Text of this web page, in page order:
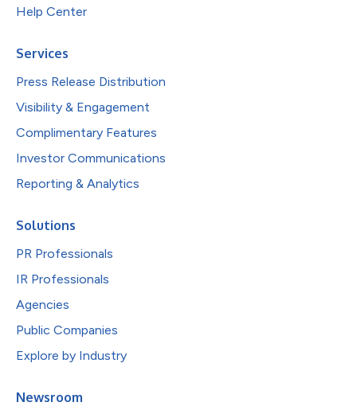
Help Center
Services
Press Release Distribution
Visibility & Engagement
Complimentary Features
Investor Communications
Reporting & Analytics
Solutions
PR Professionals
IR Professionals
Agencies
Public Companies
Explore by Industry
Newsroom